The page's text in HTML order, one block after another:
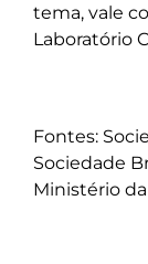
tema, vale
Laboratório
Fontes:
Sociedade
Ministério